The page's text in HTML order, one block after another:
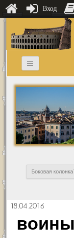
Боковая колонка
18.04.2016
воины
Вход